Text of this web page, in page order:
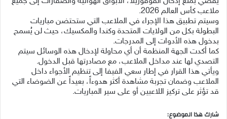
ملاعب كأس العالم 2026.
وسيتم تطبيق هذا الإجراء في الملاعب التي ستحتضن مباريات
البطولة بكل من الولايات المتحدة وكندا والمكسيك، حيث لن يُسمح
بدخول هذه الأدوات إلى المدرجات.
كما أكدت الجهة المنظمة أن أي محاولة لإدخال هذه الوسائل سيتم
التصدي لها عند مداخل الملاعب، مع مصادرتها قبل الدخول.
ويأتي هذا القرار في إطار سعي الفيفا إلى تنظيم الأجواء داخل
الملاعب وضمان تجربة مشاهدة أكثر هدوءاً، بعيداً عن الضوضاء التي
قد تؤثر على تركيز اللاعبين أو على سير المباريات.
شارك هذا الموضوع: